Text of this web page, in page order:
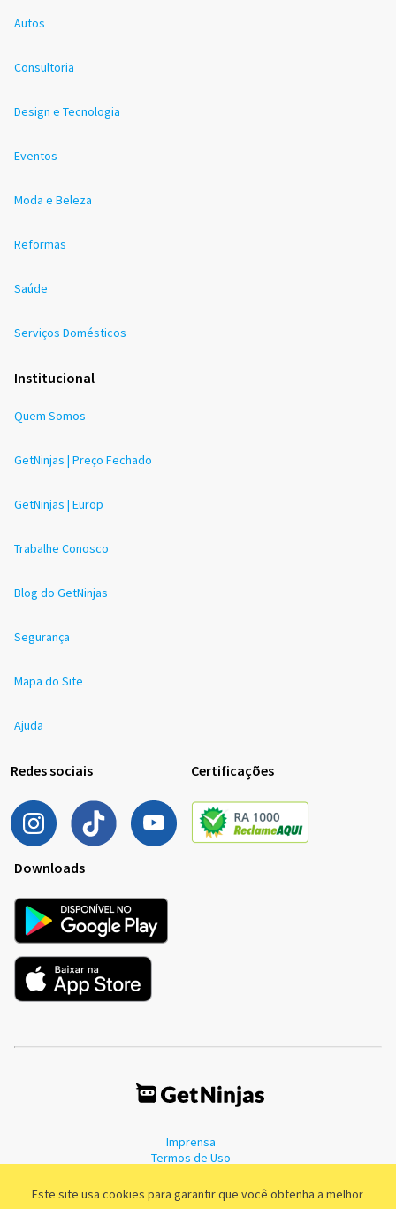
Este site usa cookies para garantir que você obtenha a melhor
Autos
Consultoria
Design e Tecnologia
Eventos
Moda e Beleza
Reformas
Saúde
Serviços Domésticos
Institucional
Quem Somos
GetNinjas | Preço Fechado
GetNinjas | Europ
Trabalhe Conosco
Blog do GetNinjas
Segurança
Mapa do Site
Ajuda
Redes sociais Certificações
Downloads
Imprensa
Termos de Uso